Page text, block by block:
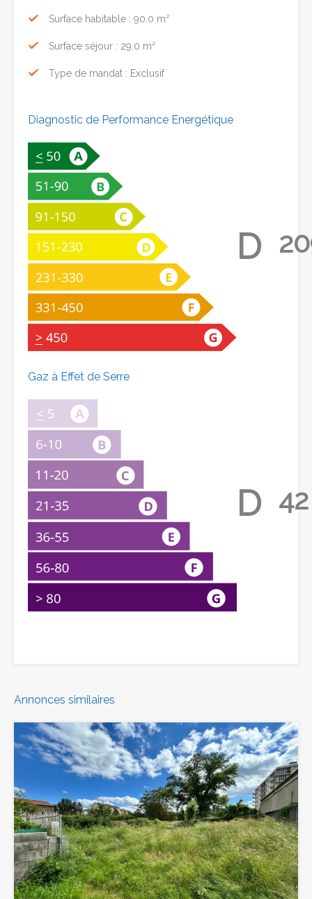
Surface habitable : 90.0 m²
Surface séjour : 29.0 m²
Type de mandat : Exclusif
Diagnostic de Performance Energétique
D
Gaz à Effet de Serre
D 42
Annonces similaires